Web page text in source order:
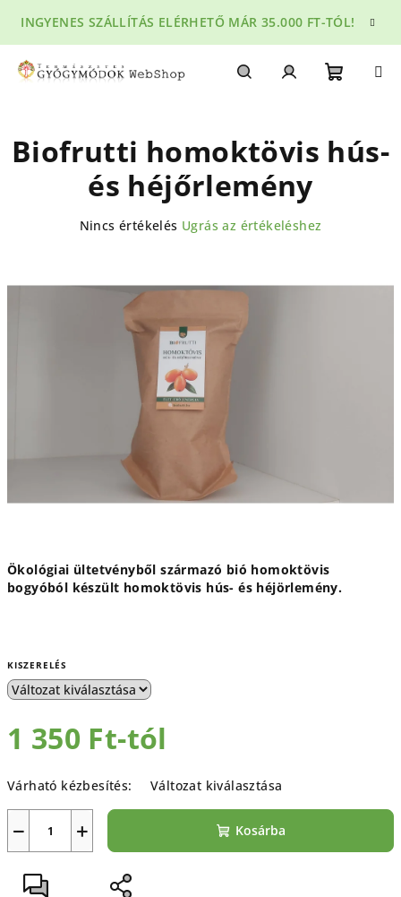
fő
tartalomhoz
INGYENES SZÁLLÍTÁS ELÉRHETŐ MÁR 35.000 FT-TÓL!
Ökológiai ültetvényből származó bió homoktövis
bogyóból készült homoktövis hús- és héjörlemény.
KISZERELÉS
1 350 Ft-tól
Várható kézbesítés:
Változat kiválasztása
+
− Kosárba
Biofrutti homoktövis hús-
és héjőrlemény
A
Nincs értékelés Ugrás az értékeléshez